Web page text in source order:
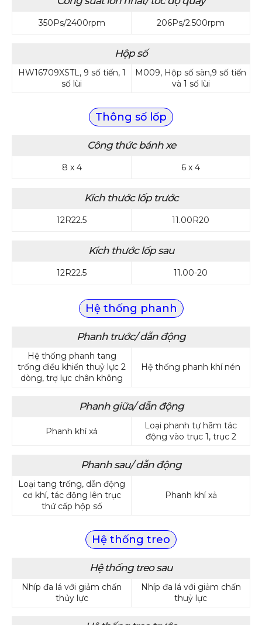
350Ps/2400rpm 206Ps/2.500rpm
Hộp số
HW16709XSTL, 9 số tiến, 1
số lùi
M009, Hộp số sàn,9 số tiến
và 1 số lùi
Thông số lốp
Công thức bánh xe
8 x 4 6 x 4
Kích thước lốp trước
12R22.5 11.00R20
Kích thước lốp sau
12R22.5 11.00-20
Hệ thống phanh
Phanh trước/ dẫn động
Hệ thống phanh tang
trống điều khiển thuỷ lực 2
dòng, trợ lực chân không
Hệ thống phanh khí nén
Phanh giữa/ dẫn động
Phanh khí xả
Loại phanh tự hãm tác
động vào trục 1, trục 2
Phanh sau/ dẫn động
Loại tang trống, dẫn động
cơ khí, tác động lên trục
thứ cấp hộp số
Phanh khí xả
Hệ thống treo
Hệ thống treo sau
Nhíp đa lá với giảm chấn
thủy lực
Nhíp đa lá với giảm chấn
thuỷ lực